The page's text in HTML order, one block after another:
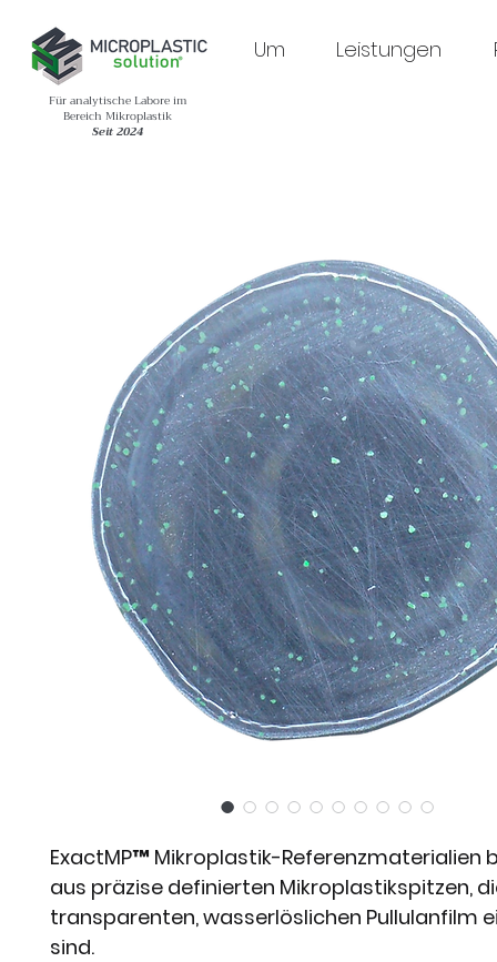
Um Leistungen
Für analytische Labore im
Bereich Mikroplastik
Seit 2024
ExactMP™ Mikroplastik-Referenzmaterialien
aus präzise definierten Mikroplastikspitzen,
transparenten, wasserlöslichen Pullulanfilm
sind.